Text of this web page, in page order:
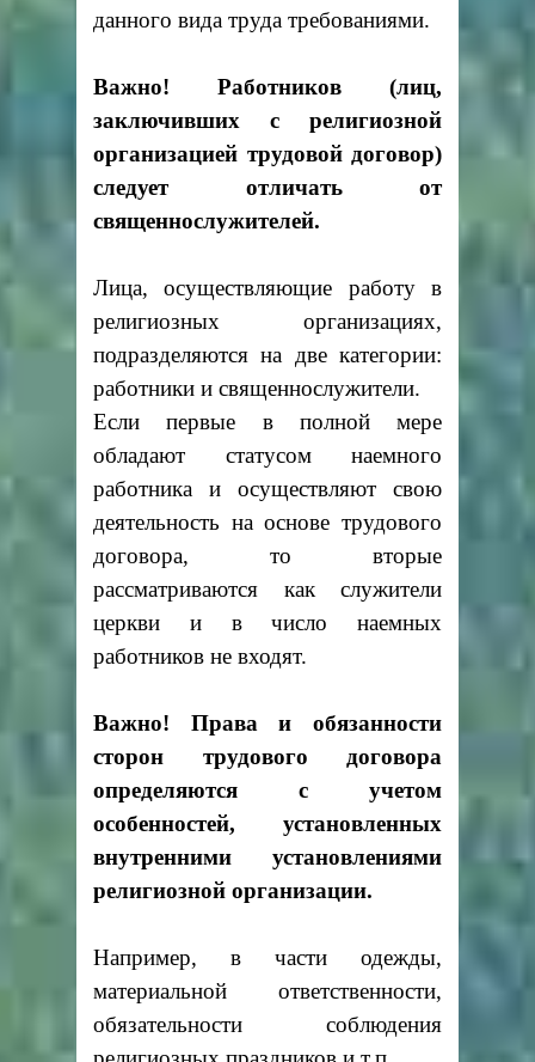
данного вида труда требованиями.
Важно! Работников (лиц,
заключивших с религиозной
организацией трудовой договор)
следует отличать от
священнослужителей.
Лица, осуществляющие работу в
религиозных организациях,
подразделяются на две категории:
работники и священнослужители.
Если первые в полной мере
обладают статусом наемного
работника и осуществляют свою
деятельность на основе трудового
договора, то вторые
рассматриваются как служители
церкви и в число наемных
работников не входят.
Важно! Права и обязанности
сторон трудового договора
определяются с учетом
особенностей, установленных
внутренними установлениями
религиозной организации.
Например, в части одежды,
материальной ответственности,
обязательности соблюдения